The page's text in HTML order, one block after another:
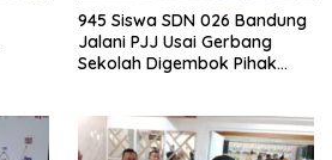
945 Siswa SDN 026 Bandung
Jalani PJJ Usai Gerbang
Sekolah Digembok Pihak